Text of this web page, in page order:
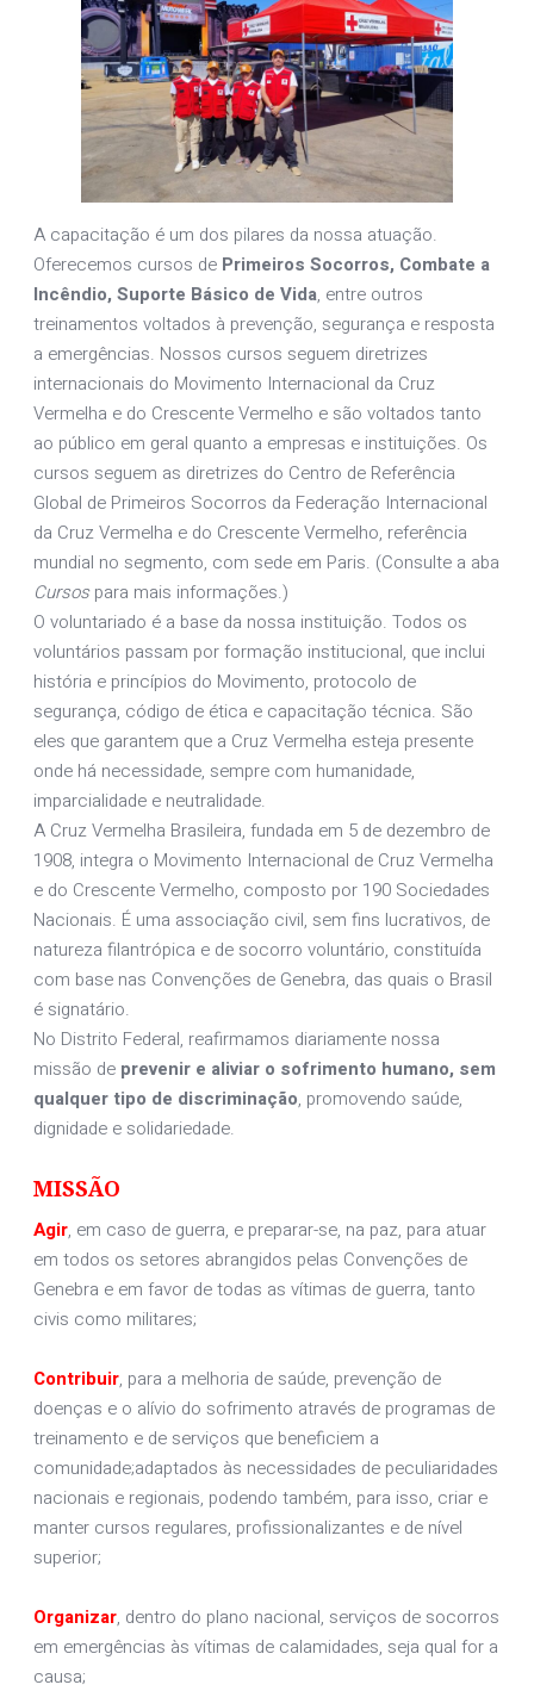
A capacitação é um dos pilares da nossa atuação.
Oferecemos cursos de Primeiros Socorros, Combate a
Incêndio, Suporte Básico de Vida, entre outros
treinamentos voltados à prevenção, segurança e resposta
a emergências. Nossos cursos seguem diretrizes
internacionais do Movimento Internacional da Cruz
Vermelha e do Crescente Vermelho e são voltados tanto
ao público em geral quanto a empresas e instituições. Os
cursos seguem as diretrizes do Centro de Referência
Global de Primeiros Socorros da Federação Internacional
da Cruz Vermelha e do Crescente Vermelho, referência
mundial no segmento, com sede em Paris. (Consulte a aba
Cursospara mais informações.)
O voluntariado é a base da nossa instituição. Todos os
voluntários passam por formação institucional, que inclui
história e princípios do Movimento, protocolo de
segurança, código de ética e capacitação técnica. São
eles que garantem que a Cruz Vermelha esteja presente
onde há necessidade, sempre com humanidade,
imparcialidade e neutralidade.
A Cruz Vermelha Brasileira, fundada em 5 de dezembro de
1908, integra o Movimento Internacional de Cruz Vermelha
e do Crescente Vermelho, composto por 190 Sociedades
Nacionais. É uma associação civil, sem fins lucrativos, de
natureza filantrópica e de socorro voluntário, constituída
com base nas Convenções de Genebra, das quais o Brasil
é signatário.
No Distrito Federal, reafirmamos diariamente nossa
missão de prevenir e aliviar o sofrimento humano, sem
qualquer tipo de discriminação, promovendo saúde,
dignidade e solidariedade.
MISSÃO
Agir, em caso de guerra, e preparar-se, na paz, para atuar
em todos os setores abrangidos pelas Convenções de
Genebra e em favor de todas as vítimas de guerra, tanto
civis como militares;
Contribuir, para a melhoria de saúde, prevenção de
doenças e o alívio do sofrimento através de programas de
treinamento e de serviços que beneficiem a
comunidade;adaptados às necessidades de peculiaridades
nacionais e regionais, podendo também, para isso, criar e
manter cursos regulares, profissionalizantes e de nível
superior;
Organizar, dentro do plano nacional, serviços de socorros
em emergências às vítimas de calamidades, seja qual for a
causa;